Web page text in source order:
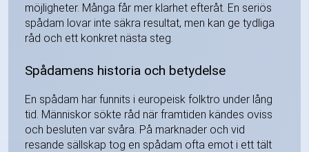
möjligheter. Många får mer klarhet efteråt. En seriös
spådam lovar inte säkra resultat, men kan ge tydliga
råd och ett konkret nästa steg.
Spådamens historia och betydelse
En spådam har funnits i europeisk folktro under lång
tid. Människor sökte råd när framtiden kändes oviss
och besluten var svåra. På marknader och vid
resande sällskap tog en spådam ofta emot i ett tält